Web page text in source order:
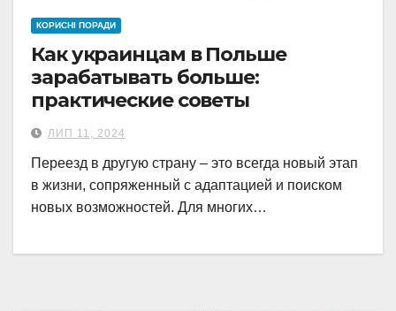
КОРИСНІ ПОРАДИ
Как украинцам в Польше
зарабатывать больше:
практические советы
ЛИП 11, 2024
Переезд в другую страну – это всегда новый этап
в жизни, сопряженный с адаптацией и поиском
новых возможностей. Для многих…